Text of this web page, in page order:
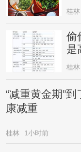
桂林
偷
是
桂林
“减重黄金期”
康减重
桂林 1小时前